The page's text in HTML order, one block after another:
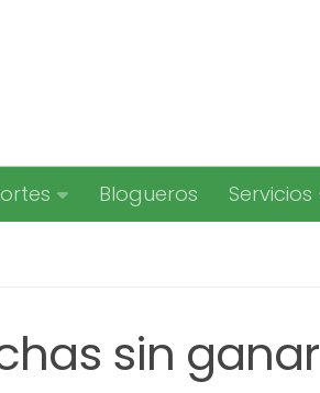
Blogueros Servicios
sin ganar